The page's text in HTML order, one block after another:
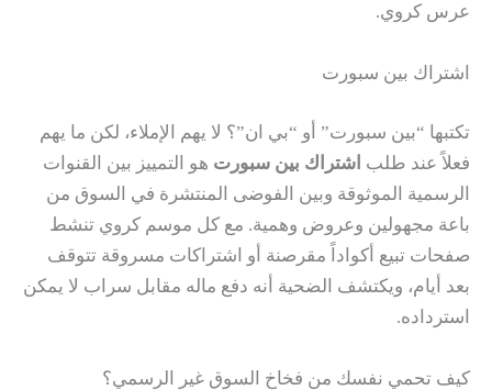
عرس كروي.
اشتراك بين سبورت
تكتبها “بين سبورت” أو “بي ان”؟ لا يهم الإملاء، لكن ما يهم
فعلاً عند طلب اشتراك بين سبورت هو التمييز بين القنوات
الرسمية الموثوقة وبين الفوضى المنتشرة في السوق من
باعة مجهولين وعروض وهمية. مع كل موسم كروي تنشط
صفحات تبيع أكواداً مقرصنة أو اشتراكات مسروقة تتوقف
بعد أيام، ويكتشف الضحية أنه دفع ماله مقابل سراب لا يمكن
استرداده.
كيف تحمي نفسك من فخاخ السوق غير الرسمي؟